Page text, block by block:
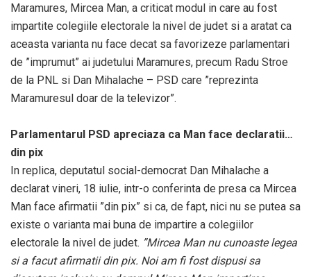
Maramures, Mircea Man, a criticat modul in care au fost
impartite colegiile electorale la nivel de judet si a aratat ca
aceasta varianta nu face decat sa favorizeze parlamentari
de ”imprumut” ai judetului Maramures, precum Radu Stroe
de la PNL si Dan Mihalache – PSD care ”reprezinta
Maramuresul doar de la televizor”.
Parlamentarul PSD apreciaza ca Man face declaratii…
din pix
In replica, deputatul social-democrat Dan Mihalache a
declarat vineri, 18 iulie, intr-o conferinta de presa ca Mircea
Man face afirmatii ”din pix” si ca, de fapt, nici nu se putea sa
existe o varianta mai buna de impartire a colegiilor
electorale la nivel de judet. ”Mircea Man nu cunoaste legea
si a facut afirmatii din pix. Noi am fi fost dispusi sa